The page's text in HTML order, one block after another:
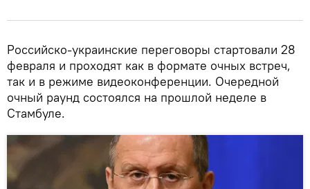
Российско-украинские переговоры стартовали 28
февраля и проходят как в формате очных встреч,
так и в режиме видеоконференции. Очередной
очный раунд состоялся на прошлой неделе в
Стамбуле.